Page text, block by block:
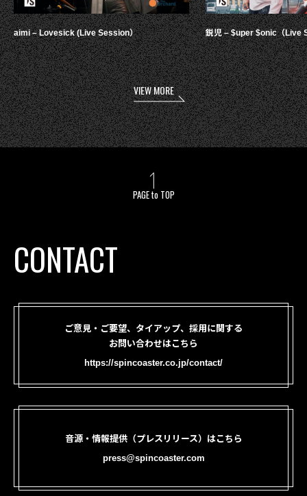
aimi – Lovesick (Live Session） 鋭児 – $uper $onic（Live
VIEW MORE
PAGE to TOP
CONTACT
ご意見・ご要望、タイアップ、採用に関する
お問い合わせはこちら
https://spincoaster.co.jp/contact/
音源・情報提供（プレスリリース）はこちら
press@spincoaster.com